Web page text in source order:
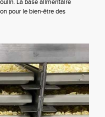
La base alimentaire
pour le bien-être des